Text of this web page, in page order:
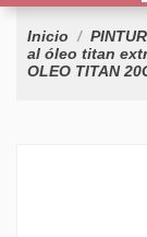
Inicio
al óleo titan
OLEO TITAN